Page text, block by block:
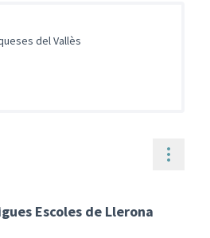
del Vallès
Escoles de Llerona